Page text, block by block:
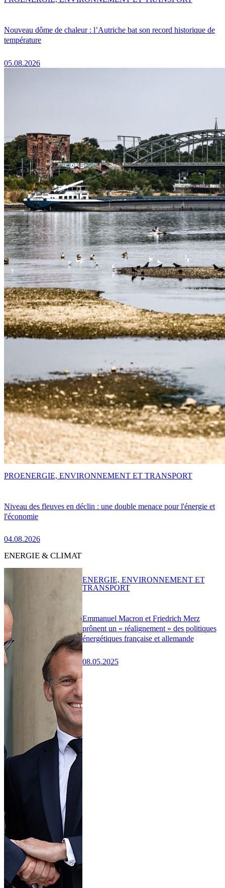
Nouveau dôme de chaleur : l’Autriche bat son record historique de
température
05.08.2026
Niveau des fleuves en déclin : une double menace pour l'énergie et
l'économie
04.08.2026
PROENERGIE, ENVIRONNEMENT ET TRANSPORT
ENERGIE & CLIMAT
Emmanuel Macron et Friedrich Merz
prônent un « réalignement » des politiques
énergétiques française et allemande
08.05.2025
ENERGIE, ENVIRONNEMENT ET
TRANSPORT